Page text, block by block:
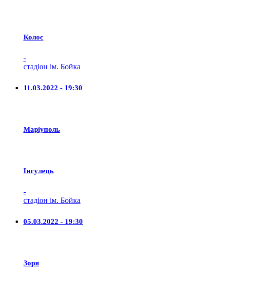
Колос
-
стадіон ім. Бойка
11.03.2022 - 19:30
Маріуполь
Iнгулець
-
стадіон ім. Бойка
05.03.2022 - 19:30
Зоря